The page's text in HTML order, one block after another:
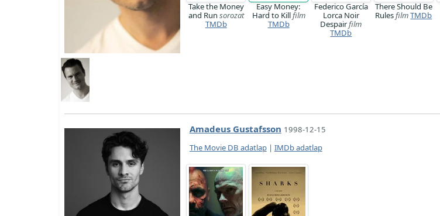
Take the Money
and Run sorozat
TMDb
Easy Money:
Hard to Killfilm
TMDb
Federico García
Lorca Noir
Despairfilm
TMDb
There Should Be
RulesfilmTMDb
Amadeus Gustafsson 1998-12-15
The Movie DB adatlap| IMDb adatlap